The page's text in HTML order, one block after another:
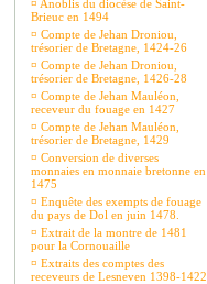
¤ Anoblis du diocèse de Saint-
Brieuc en 1494
¤ Compte de Jehan Droniou,
trésorier de Bretagne, 1424-26
¤ Compte de Jehan Droniou,
trésorier de Bretagne, 1426-28
¤ Compte de Jehan Mauléon,
receveur du fouage en 1427
¤ Compte de Jehan Mauléon,
trésorier de Bretagne, 1429
¤ Conversion de diverses
monnaies en monnaie bretonne en
1475
¤ Enquête des exempts de fouage
du pays de Dol en juin 1478.
¤ Extrait de la montre de 1481
pour la Cornouaille
¤ Extraits des comptes des
receveurs de Lesneven 1398-1422